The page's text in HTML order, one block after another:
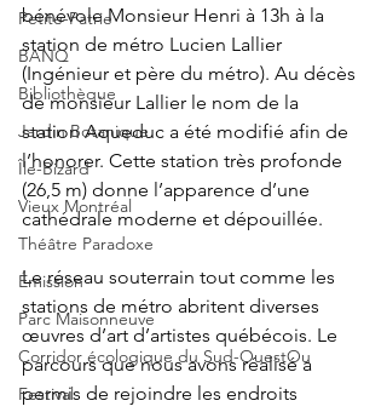
Petite-Patrie
BANQ
Bibliothèque
Jardin Botanique
Île-Bizard
Vieux Montréal
Théâtre Paradoxe
Émission
Parc Maisonneuve
Corridor écologique du Sud-OuestOu
Festival
bénévole Monsieur Henri à 13h à la
station de métro Lucien Lallier
(Ingénieur et père du métro). Au décès
de monsieur Lallier le nom de la
station Aqueduc a été modifié afin de
l’honorer. Cette station très profonde
(26,5 m) donne l’apparence d’une
cathédrale moderne et dépouillée.
Le réseau souterrain tout comme les
stations de métro abritent diverses
œuvres d’art d’artistes québécois. Le
parcours que nous avons réalisé a
permis de rejoindre les endroits